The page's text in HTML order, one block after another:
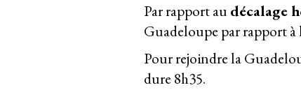
Par rapport audécalage
Guadeloupe par rapport à
Pour rejoindre la
dure 8h35.